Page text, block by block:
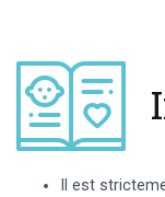
Il est